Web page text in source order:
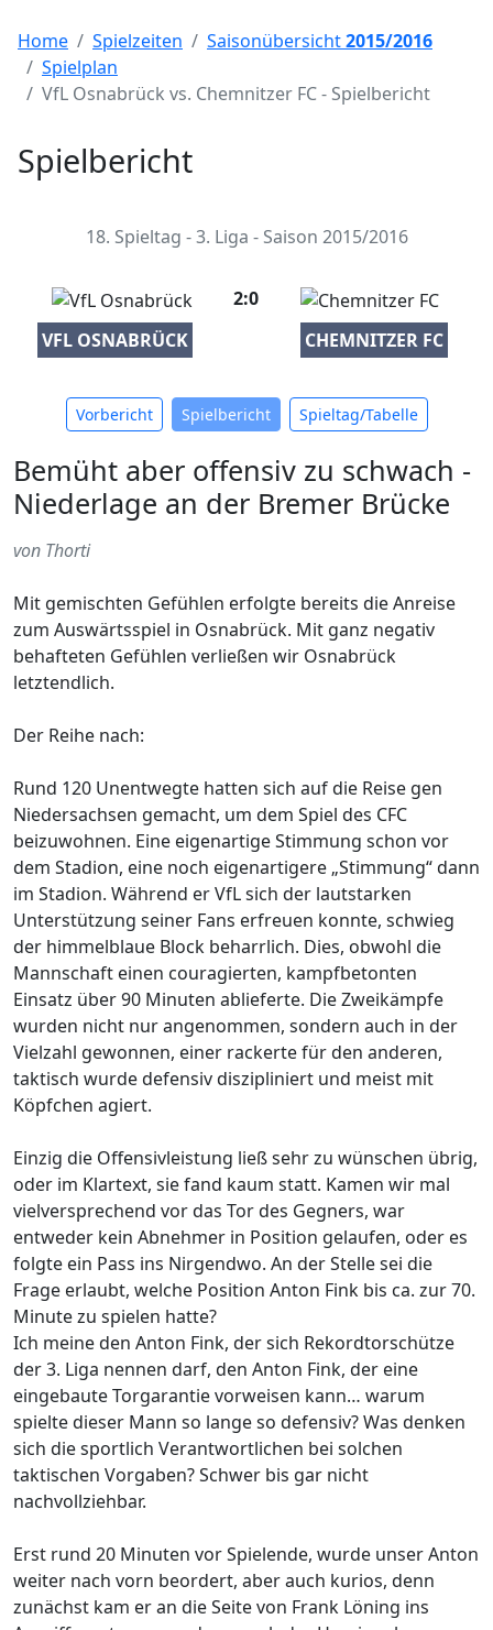
Home Spielzeiten Saisonübersicht2015/2016
Spielplan
VfL Osnabrück vs. Chemnitzer FC - Spielbericht
Spielbericht
18. Spieltag - 3. Liga - Saison 2015/2016
VFL OSNABRÜCK
2:0
CHEMNITZER FC
Vorbericht Spielbericht Spieltag/Tabelle
Bemüht aber offensiv zu schwach -
Niederlage an der Bremer Brücke
von Thorti
Mit gemischten Gefühlen erfolgte bereits die Anreise
zum Auswärtsspiel in Osnabrück. Mit ganz negativ
behafteten Gefühlen verließen wir Osnabrück
letztendlich.
Der Reihe nach:
Rund 120 Unentwegte hatten sich auf die Reise gen
Niedersachsen gemacht, um dem Spiel des CFC
beizuwohnen. Eine eigenartige Stimmung schon vor
dem Stadion, eine noch eigenartigere „Stimmung“ dann
im Stadion. Während er VfL sich der lautstarken
Unterstützung seiner Fans erfreuen konnte, schwieg
der himmelblaue Block beharrlich. Dies, obwohl die
Mannschaft einen couragierten, kampfbetonten
Einsatz über 90 Minuten ablieferte. Die Zweikämpfe
wurden nicht nur angenommen, sondern auch in der
Vielzahl gewonnen, einer rackerte für den anderen,
taktisch wurde defensiv diszipliniert und meist mit
Köpfchen agiert.
Einzig die Offensivleistung ließ sehr zu wünschen übrig,
oder im Klartext, sie fand kaum statt. Kamen wir mal
vielversprechend vor das Tor des Gegners, war
entweder kein Abnehmer in Position gelaufen, oder es
folgte ein Pass ins Nirgendwo. An der Stelle sei die
Frage erlaubt, welche Position Anton Fink bis ca. zur 70.
Minute zu spielen hatte?
Ich meine den Anton Fink, der sich Rekordtorschütze
der 3. Liga nennen darf, den Anton Fink, der eine
eingebaute Torgarantie vorweisen kann… warum
spielte dieser Mann so lange so defensiv? Was denken
sich die sportlich Verantwortlichen bei solchen
taktischen Vorgaben? Schwer bis gar nicht
nachvollziehbar.
Erst rund 20 Minuten vor Spielende, wurde unser Anton
weiter nach vorn beordert, aber auch kurios, denn
zunächst kam er an die Seite von Frank Löning ins